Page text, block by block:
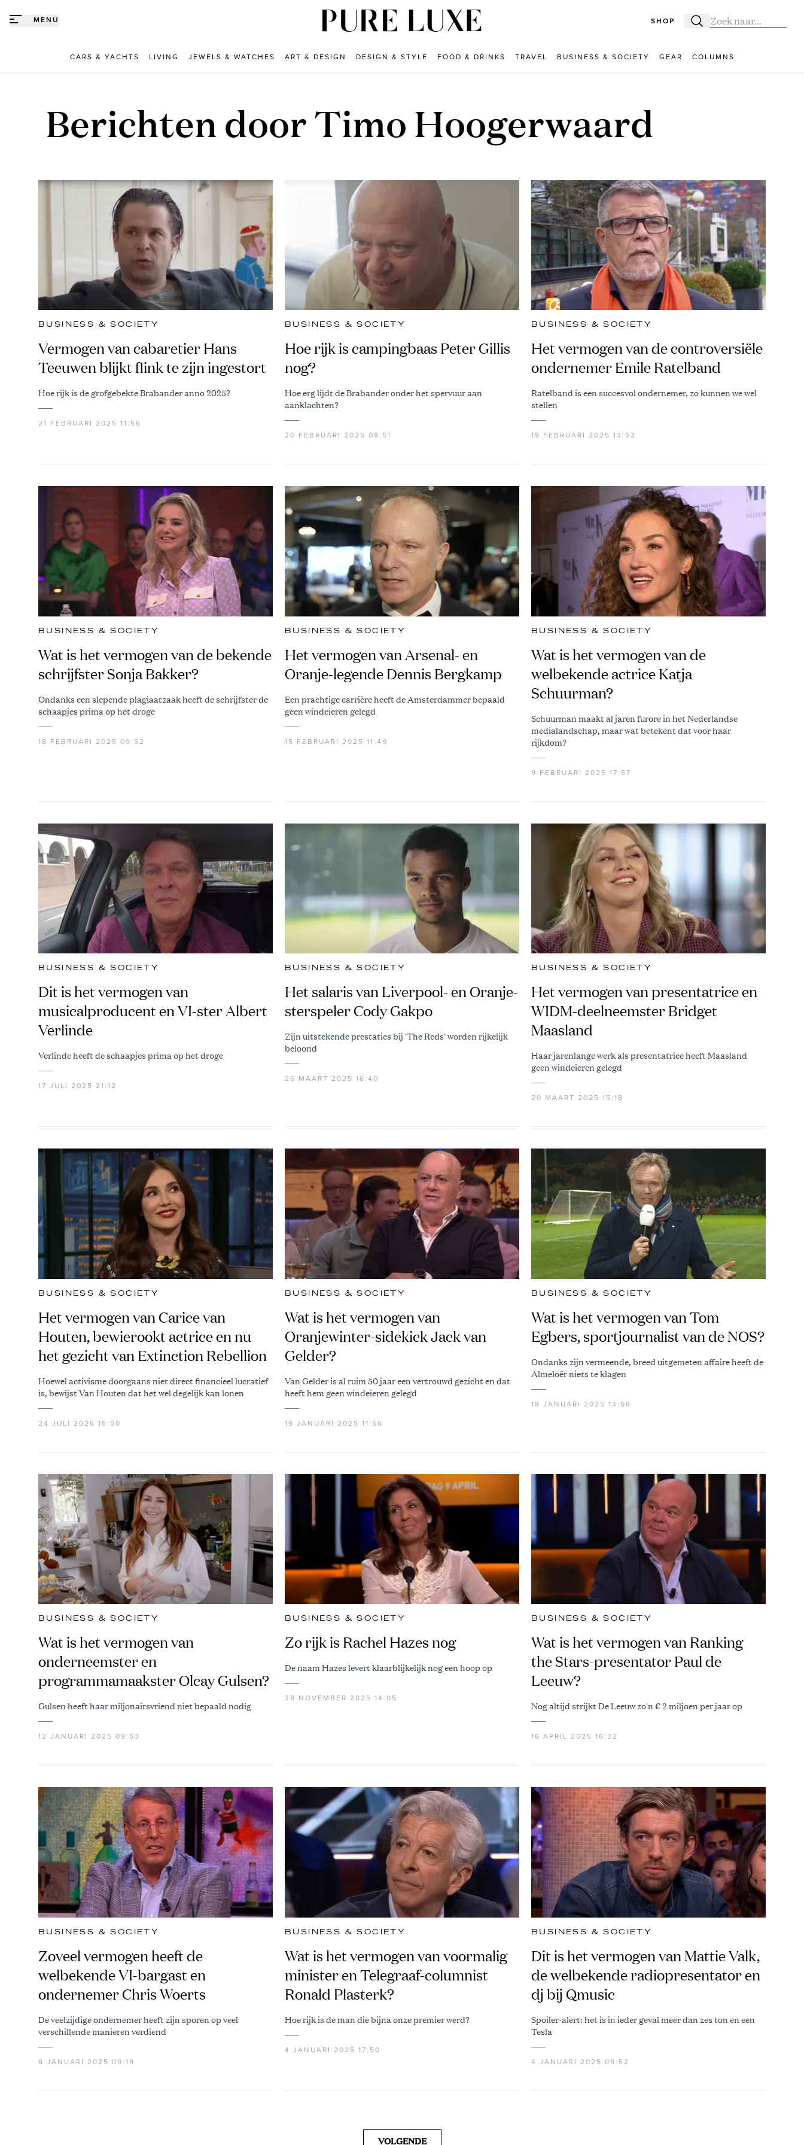
MENU SHOP Zoeken
Zoek naar:
CARS & YACHTS LIVING JEWELS & WATCHES ART & DESIGN DESIGN & STYLE FOOD & DRINKS TRAVEL BUSINESS & SOCIETY GEAR COLUMNS
Berichten door Timo Hoogerwaard
BUSINESS & SOCIETY
Vermogen van cabaretier Hans
Teeuwen blijkt flink te zijn ingestort
Hoe rijk is de grofgebekte Brabander anno 2025?
21 FEBRUARI 2025 11:56
BUSINESS & SOCIETY
Hoe rijk is campingbaas Peter Gillis
nog?
Hoe erg lijdt de Brabander onder het spervuur aan
aanklachten?
20 FEBRUARI 2025 09:51
BUSINESS & SOCIETY
Het vermogen van de controversiële
ondernemer Emile Ratelband
Ratelband is een succesvol ondernemer, zo kunnen we wel
stellen
19 FEBRUARI 2025 13:53
BUSINESS & SOCIETY
Wat is het vermogen van de bekende
schrijfster Sonja Bakker?
Ondanks een slepende plagiaatzaak heeft de schrijfster de
schaapjes prima op het droge
18 FEBRUARI 2025 09:52
BUSINESS & SOCIETY
Het vermogen van Arsenal- en
Oranje-legende Dennis Bergkamp
Een prachtige carrière heeft de Amsterdammer bepaald
geen windeieren gelegd
15 FEBRUARI 2025 11:49
BUSINESS & SOCIETY
Wat is het vermogen van de
welbekende actrice Katja
Schuurman?
Schuurman maakt al jaren furore in het Nederlandse
medialandschap, maar wat betekent dat voor haar
rijkdom?
9 FEBRUARI 2025 17:57
BUSINESS & SOCIETY
Dit is het vermogen van
musicalproducent en VI-ster Albert
Verlinde
Verlinde heeft de schaapjes prima op het droge
17 JULI 2025 21:12
BUSINESS & SOCIETY
Het salaris van Liverpool- en Oranje-
sterspeler Cody Gakpo
Zijn uitstekende prestaties bij 'The Reds' worden rijkelijk
beloond
26 MAART 2025 16:40
BUSINESS & SOCIETY
Het vermogen van presentatrice en
WIDM-deelneemster Bridget
Maasland
Haar jarenlange werk als presentatrice heeft Maasland
geen windeieren gelegd
20 MAART 2025 15:18
BUSINESS & SOCIETY
Het vermogen van Carice van
Houten, bewierookt actrice en nu
het gezicht van Extinction Rebellion
Hoewel activisme doorgaans niet direct financieel lucratief
is, bewijst Van Houten dat het wel degelijk kan lonen
24 JULI 2025 15:50
BUSINESS & SOCIETY
Wat is het vermogen van
Oranjewinter-sidekick Jack van
Gelder?
Van Gelder is al ruim 50 jaar een vertrouwd gezicht en dat
heeft hem geen windeieren gelegd
19 JANUARI 2025 11:56
BUSINESS & SOCIETY
Wat is het vermogen van Tom
Egbers, sportjournalist van de NOS?
Ondanks zijn vermeende, breed uitgemeten affaire heeft de
Almeloër niets te klagen
18 JANUARI 2025 13:56
BUSINESS & SOCIETY
Wat is het vermogen van
onderneemster en
programmamaakster Olcay Gulsen?
Gulsen heeft haar miljonairsvriend niet bepaald nodig
12 JANUARI 2025 09:53
BUSINESS & SOCIETY
Zo rijk is Rachel Hazes nog
De naam Hazes levert klaarblijkelijk nog een hoop op
28 NOVEMBER 2025 14:05
BUSINESS & SOCIETY
Wat is het vermogen van Ranking
the Stars-presentator Paul de
Leeuw?
Nog altijd strijkt De Leeuw zo'n € 2 miljoen per jaar op
16 APRIL 2025 16:32
BUSINESS & SOCIETY
Zoveel vermogen heeft de
welbekende VI-bargast en
ondernemer Chris Woerts
De veelzijdige ondernemer heeft zijn sporen op veel
verschillende manieren verdiend
6 JANUARI 2025 09:19
BUSINESS & SOCIETY
Wat is het vermogen van voormalig
minister en Telegraaf-columnist
Ronald Plasterk?
Hoe rijk is de man die bijna onze premier werd?
4 JANUARI 2025 17:50
BUSINESS & SOCIETY
Dit is het vermogen van Mattie Valk,
de welbekende radiopresentator en
dj bij Qmusic
Spoiler-alert: het is in ieder geval meer dan zes ton en een
Tesla
4 JANUARI 2025 09:52
VOLGENDE